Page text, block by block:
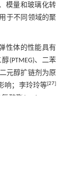
模量和玻璃化转
于不同领域的聚
性体的性能具有
(PTMEG)、二苯
元醇扩链剂为原
响；李玲玲等[27]